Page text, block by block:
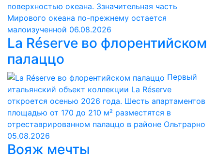
поверхностью океана. Ззначительная часть
Мирового океана по-прежнему остается
малоизученной 06.08.2026
La Réserve во флорентийском
палаццо
Первый
итальянский объект коллекции La Réserve
откроется осенью 2026 года. Шесть апартаментов
площадью от 170 до 210 м² разместятся в
отреставрированном палаццо в районе Ольтрарно
05.08.2026
Вояж мечты